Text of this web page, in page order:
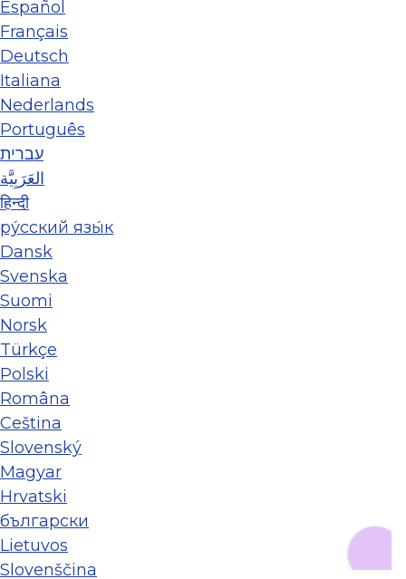
Español
Français
Deutsch
Italiana
Nederlands
Português
עברית
العَرَبِيَّة
हिन्दी
ру́сский язы́к
Dansk
Svenska
Suomi
Norsk
Türkçe
Polski
Româna
Ceština
Slovenský
Magyar
Hrvatski
български
Lietuvos
Slovenščina